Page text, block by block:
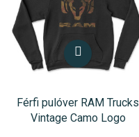
Férfi pulóver RAM Trucks
Vintage Camo Logo